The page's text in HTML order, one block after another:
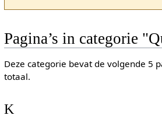
Pagina’s in categorie
Deze categorie bevat de volgende 5
totaal.
K